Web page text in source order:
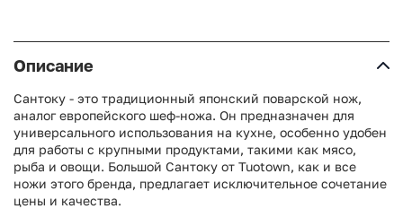
Описание
Сантоку - это традиционный японский поварской нож,
аналог европейского шеф-ножа. Он предназначен для
универсального использования на кухне, особенно удобен
для работы с крупными продуктами, такими как мясо,
рыба и овощи. Большой Сантоку от Tuotown, как и все
ножи этого бренда, предлагает исключительное сочетание
цены и качества.